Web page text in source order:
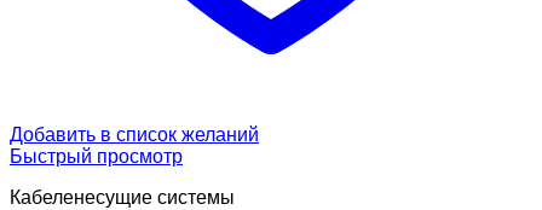
Добавить в список желаний
Быстрый просмотр
Кабеленесущие системы